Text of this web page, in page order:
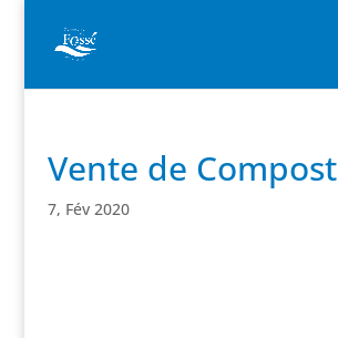
Vente de Compost
7, Fév 2020